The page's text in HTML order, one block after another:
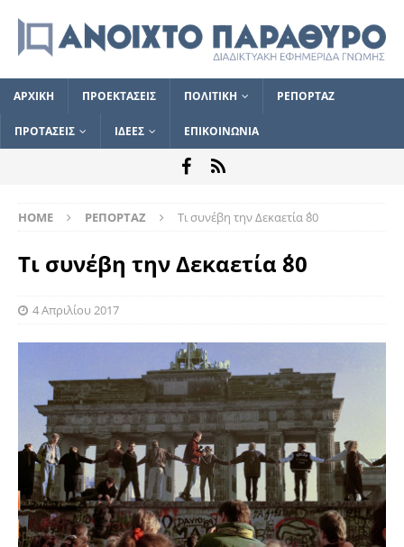
ΑΡΧΙΚΗ ΠΡΟΕΚΤΑΣΕΙΣ ΠΟΛΙΤΙΚΗ ΡΕΠΟΡΤΑΖ
ΠΡΟΤΑΣΕΙΣ ΙΔΕΕΣ ΕΠΙΚΟΙΝΩΝΙΑ
HOME ΡΕΠΟΡΤΑΖ Τι συνέβη την Δεκαετία ΄80
Τι συνέβη την Δεκαετία ΄80
4 Απριλίου 2017